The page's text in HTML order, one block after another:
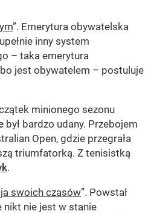
”. Emerytura obywatelska
inny system
– taka emerytura
bo jest obywatelem – postuluje
minionego sezonu
był bardzo udany. Przebojem
Open, gdzie przegrała
triumfatorką. Z tenisistką
.
swoich czasów”. Powstał
nikt nie jest w stanie